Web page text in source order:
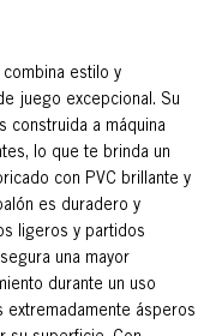
estilo y
juego excepcional. Su
construida a máquina
lo que te brinda un
con PVC brillante y
es duradero y
ligeros y partidos
una mayor
durante un uso
extremadamente ásperos